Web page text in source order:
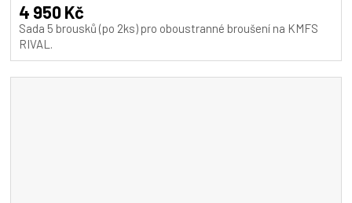
4 950 Kč
Sada 5 brousků (po 2ks) pro oboustranné broušení na KMFS
RIVAL.